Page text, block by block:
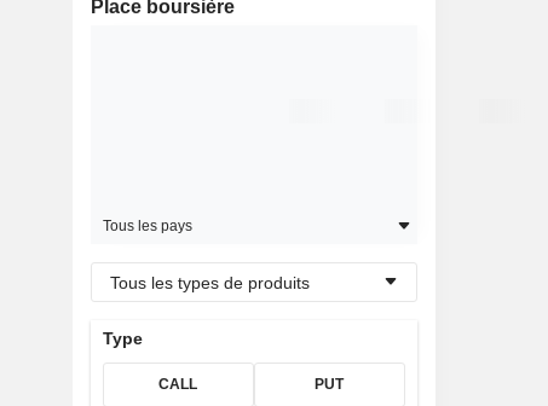
Place boursière
Tous les pays
Tous les types de produits
Type
CALL PUT